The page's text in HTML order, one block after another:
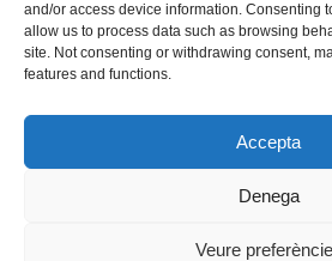
and/or access device information. Consenting
allow us to process data such as browsing
site. Not consenting or withdrawing consent,
features and functions.
Accepta
Denega
Veure
LLICÈNCIA KREA KOMUNAĴO
Aquesta obra està subjecta a una llicència
NoComercial-SenseObraDerivada 4.0
‍Llegeix ací la nostra política de privadesa